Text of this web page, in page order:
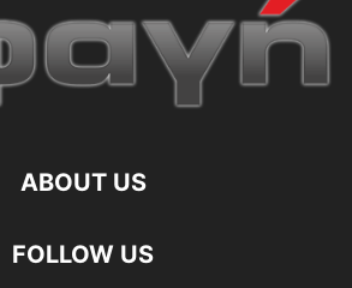
ABOUT US
FOLLOW US